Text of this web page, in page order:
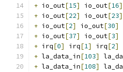
+ io_out[15] io_out[16]
+ io_out[22] io_out[23]
+ io_out[2] io_out[30]
+ io_out[37] io_out[3]
+ irq[0] irq[1] irq[2]
+ la_data_in[103]
+ la_data_in[108]